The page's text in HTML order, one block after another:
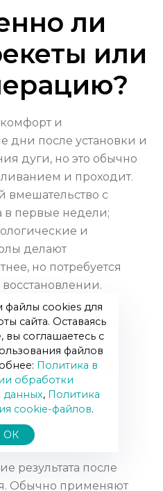
ли
или
и
дни после установки и
дуги, но это обычно
и проходит.
с
в первые недели;
и
делают
но потребуется
зачем
после
результата после
Обычно применяют
файлы cookies для
сайта. Оставаясь
вы соглашаетесь с
файлов
Политика в
обработки
данных, Политика
сookie-файлов.
ОК